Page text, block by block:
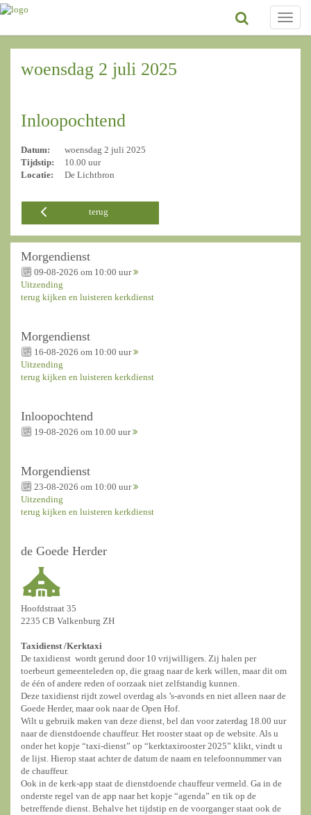
Toggle
woensdag 2 juli 2025
Inloopochtend
Datum:
woensdag 2 juli 2025
Tijdstip:
10.00 uur
Locatie:
De Lichtbron
terug
Morgendienst
09-08-2026 om 10:00 uur
Uitzending
terug kijken en luisteren kerkdienst
Morgendienst
16-08-2026 om 10:00 uur
Uitzending
terug kijken en luisteren kerkdienst
Inloopochtend
19-08-2026 om 10.00 uur
Morgendienst
23-08-2026 om 10:00 uur
Uitzending
terug kijken en luisteren kerkdienst
de Goede Herder
Hoofdstraat 35
2235 CB Valkenburg ZH
Taxidienst /Kerktaxi
De taxidienst wordt gerund door 10 vrijwilligers. Zij halen per
toerbeurt gemeenteleden op, die graag naar de kerk willen, maar dit om
de één of andere reden of oorzaak niet zelfstandig kunnen.
Deze taxidienst rijdt zowel overdag als ’s-avonds en niet alleen naar de
Goede Herder, maar ook naar de Open Hof.
Wilt u gebruik maken van deze dienst, bel dan voor zaterdag 18.00 uur
naar de dienstdoende chauffeur. Het rooster staat op de website. Als u
onder het kopje “taxi-dienst” op “kerktaxirooster 2025” klikt, vindt u
de lijst. Hierop staat achter de datum de naam en telefoonnummer van
de chauffeur.
Ook in de kerk-app staat de dienstdoende chauffeur vermeld. Ga in de
onderste regel van de app naar het kopje “agenda” en tik op de
betreffende dienst. Behalve het tijdstip en de voorganger staat ook de